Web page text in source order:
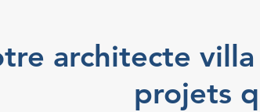
architecte
projets